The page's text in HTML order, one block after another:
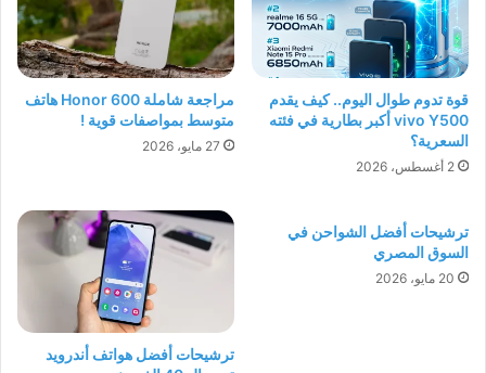
قوة تدوم طوال اليوم.. كيف يقدم
vivo Y500 أكبر بطارية في فئته
السعرية؟
2 أغسطس، 2026
مراجعة شاملة Honor 600 هاتف
متوسط بمواصفات قوية !
27 مايو، 2026
ترشيحات أفضل الشواحن في
السوق المصري
20 مايو، 2026
ترشيحات أفضل هواتف أندرويد